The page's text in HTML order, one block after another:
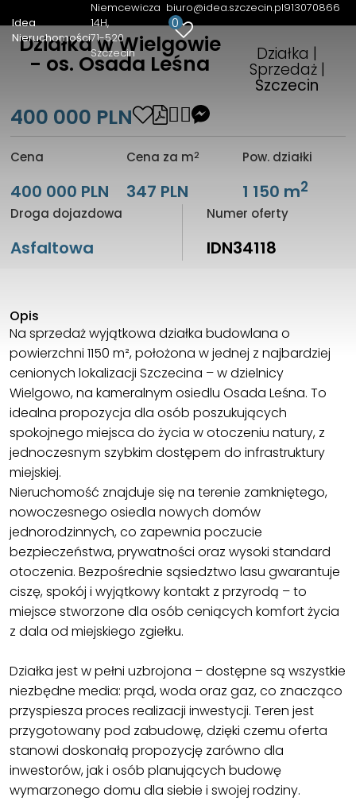
Idea
Nieruchomości
Niemcewicza
14H
71-520
Szczecin
biuro@idea.szczecin.pl913070866
0
Działka w Wielgowie
- os. Osada Leśna Działka |
Sprzedaż |
Szczecin
400 000 PLN
Cena
400 000 PLN
Cena za m2
347 PLN
Pow. działki
1 150 m2
Droga dojazdowa
Asfaltowa
Numer oferty
IDN34118
Opis
Na sprzedaż wyjątkowa działka budowlana o
powierzchni 1150 m², położona w jednej z najbardziej
cenionych lokalizacji Szczecina – w dzielnicy
Wielgowo, na kameralnym osiedlu Osada Leśna. To
idealna propozycja dla osób poszukujących
spokojnego miejsca do życia w otoczeniu natury, z
jednoczesnym szybkim dostępem do infrastruktury
miejskiej.
Nieruchomość znajduje się na terenie zamkniętego,
nowoczesnego osiedla nowych domów
jednorodzinnych, co zapewnia poczucie
bezpieczeństwa, prywatności oraz wysoki standard
otoczenia. Bezpośrednie sąsiedztwo lasu gwarantuje
ciszę, spokój i wyjątkowy kontakt z przyrodą – to
miejsce stworzone dla osób ceniących komfort życia
z dala od miejskiego zgiełku.
Działka jest w pełni uzbrojona – dostępne są wszystkie
niezbędne media: prąd, woda oraz gaz, co znacząco
przyspiesza proces realizacji inwestycji. Teren jest
przygotowany pod zabudowę, dzięki czemu oferta
stanowi doskonałą propozycję zarówno dla
inwestorów, jak i osób planujących budowę
wymarzonego domu dla siebie i swojej rodziny.